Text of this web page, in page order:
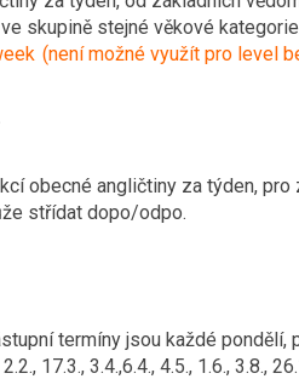
skupině stejné věkové
(není možné využít pro level
obecné angličtiny za týden,
střídat dopo/odpo.
termíny jsou každé
17.3., 3.4.,6.4., 4.5., 1.6., 3.8.,